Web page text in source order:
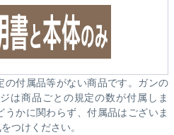
付属品等がない商品です。ガンの
は商品ごとの規定の数が付属しま
かに関わらず、付属品はございま
つけください。